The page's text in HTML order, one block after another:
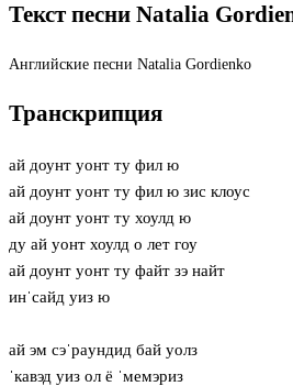
Текст песни Natalia
Английские песни Natalia Gordienko
Транскрипция
ай доунт уонт ту фил ю
ай доунт уонт ту фил ю зис клоус
ай доунт уонт ту хоулд ю
ду ай уонт хоулд о лет гоу
ай доунт уонт ту файт зэ найт
инˈсайд уиз ю
ай эм сэˈрaундид бай уолз
ˈкавэд уиз ол ё ˈмемэриз